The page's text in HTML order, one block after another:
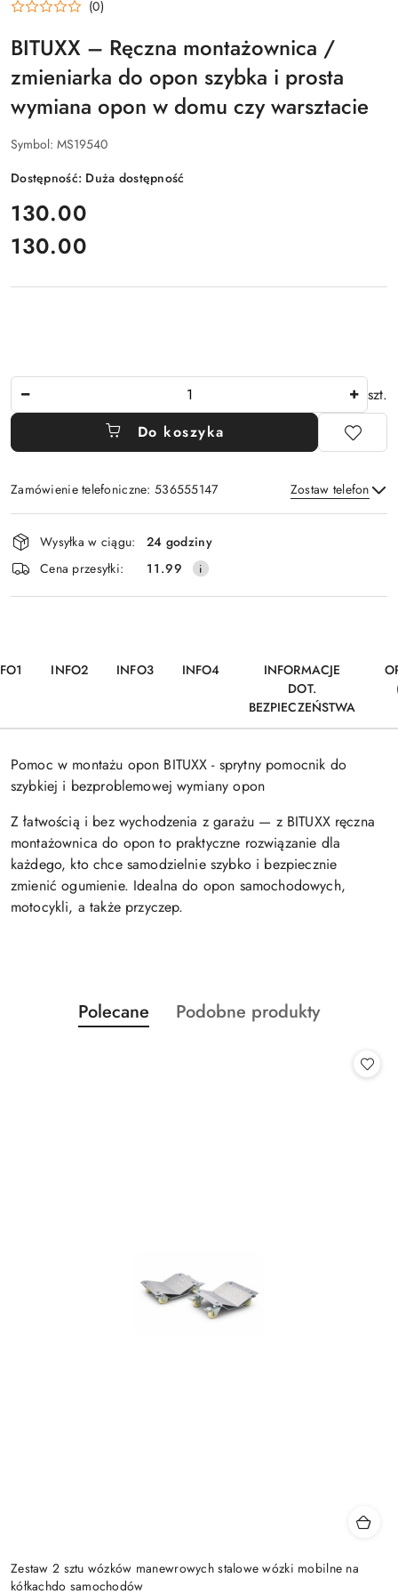
(0)
BITUXX – Ręczna montażownica /
zmieniarka do opon szybka i prosta
wymiana opon w domu czy warsztacie
Symbol: MS19540
Dostępność: Duża dostępność
cena:
130.00
Cena:
130.00
szt.
Do koszyka
Zamówienie telefoniczne: 536555147 Zostaw telefon
Wyślij
Dostępność
i
dostawa
Wysyłka w ciągu:
24 godziny
Cena przesyłki:
11.99
INFO2 INFO3 INFO4
INFORMACJE
DOT.
BEZPIECZEŃSTWA
Pomoc w montażu opon BITUXX - sprytny pomocnik do
szybkiej i bezproblemowej wymiany opon
Z łatwością i bez wychodzenia z garażu — z BITUXX ręczna
montażownica do opon to praktyczne rozwiązanie dla
każdego, kto chce samodzielnie szybko i bezpiecznie
zmienić ogumienie. Idealna do opon samochodowych,
motocykli, a także przyczep.
Pomiń karuzelę produktów
Produkty
o
Polecane
Produkty
Podobne produkty
Zestaw 2 sztu wózków manewrowych stalowe wózki mobilne na
kółkachdo samochodów